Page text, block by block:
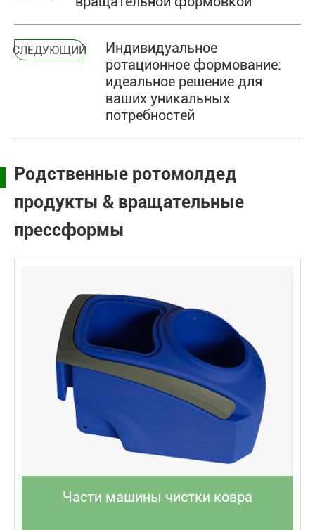
СЛЕДУЮЩИЙ
Индивидуальное
ротационное формование:
идеальное решение для
ваших уникальных
потребностей
Родственные ротомолдед
продукты & вращательные
прессформы
Части машины чистки ковра